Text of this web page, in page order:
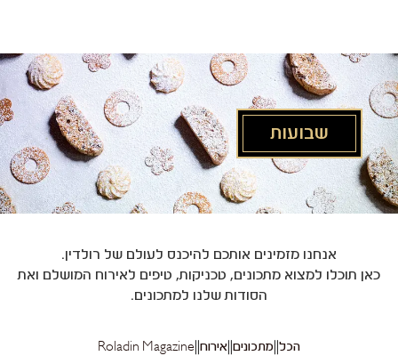
שבועות
אנחנו מזמינים אותכם להיכנס לעולם של רולדין.
כאן תוכלו למצוא מתכונים, טכניקות, טיפים לאירוח המושלם ואת
הסודות שלנו למתכונים.
הכל מתכונים אירוח Roladin Magazine